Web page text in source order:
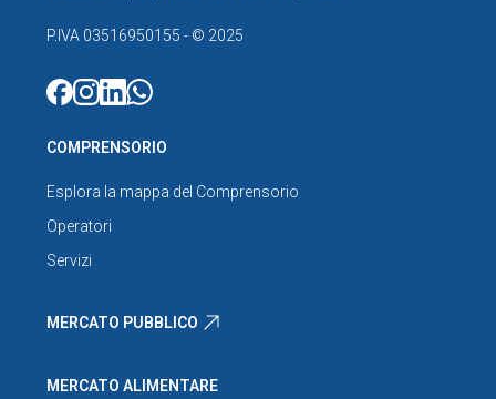
P.IVA 03516950155 - © 2025
COMPRENSORIO
Esplora la mappa del Comprensorio
Operatori
Servizi
MERCATO PUBBLICO
MERCATO ALIMENTARE